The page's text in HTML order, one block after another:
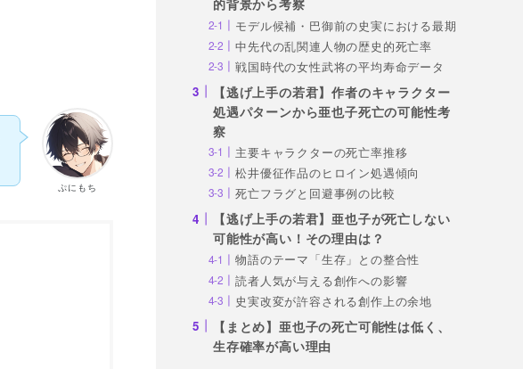
ぷにもち
的背景から考察
モデル候補・巴御前の史実における最期
中先代の乱関連人物の歴史的死亡率
戦国時代の女性武将の平均寿命データ
【逃げ上手の若君】作者のキャラクター
処遇パターンから亜也子死亡の可能性考
察
主要キャラクターの死亡率推移
松井優征作品のヒロイン処遇傾向
死亡フラグと回避事例の比較
【逃げ上手の若君】亜也子が死亡しない
可能性が高い！その理由は？
物語のテーマ「生存」との整合性
読者人気が与える創作への影響
史実改変が許容される創作上の余地
【まとめ】亜也子の死亡可能性は低く、
生存確率が高い理由